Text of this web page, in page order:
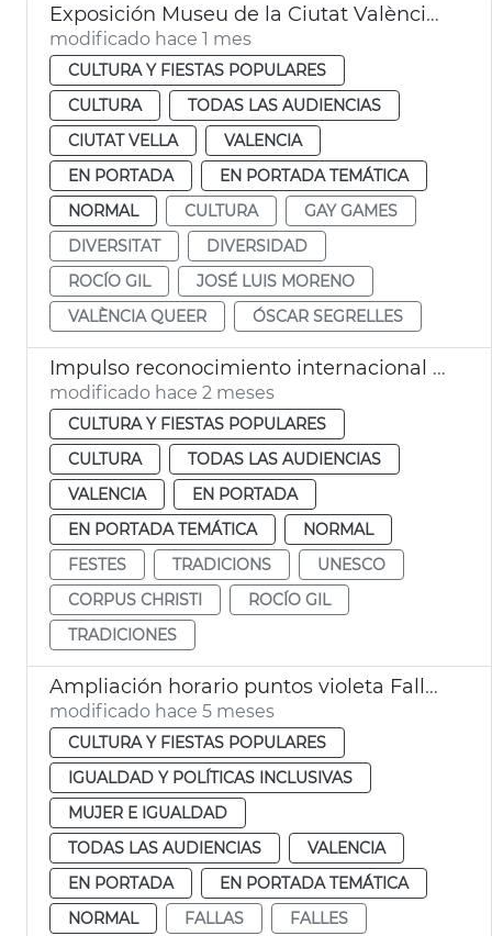
Exposición Museu de la Ciutat València Queer Gay Games 2026
modificado hace 1 mes
CULTURA Y FIESTAS POPULARES
CULTURA
TODAS LAS AUDIENCIAS
CIUTAT VELLA
VALENCIA
EN PORTADA
EN PORTADA TEMÁTICA
NORMAL
CULTURA
GAY GAMES
DIVERSITAT
DIVERSIDAD
ROCÍO GIL
JOSÉ LUIS MORENO
VALÈNCIA QUEER
ÓSCAR SEGRELLES
Impulso reconocimiento internacional Corpus Christi València
modificado hace 2 meses
CULTURA Y FIESTAS POPULARES
CULTURA
TODAS LAS AUDIENCIAS
VALENCIA
EN PORTADA
EN PORTADA TEMÁTICA
NORMAL
FESTES
TRADICIONS
UNESCO
CORPUS CHRISTI
ROCÍO GIL
TRADICIONES
Ampliación horario puntos violeta Fallas València
modificado hace 5 meses
CULTURA Y FIESTAS POPULARES
IGUALDAD Y POLÍTICAS INCLUSIVAS
MUJER E IGUALDAD
TODAS LAS AUDIENCIAS
VALENCIA
EN PORTADA
EN PORTADA TEMÁTICA
NORMAL
FALLAS FALLES